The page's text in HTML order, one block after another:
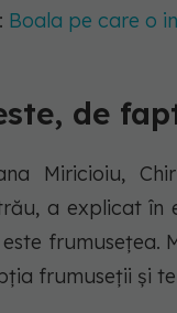
Boala pe care o
de
Miricioiu,
a explicat în
este frumusețea.
frumuseții și